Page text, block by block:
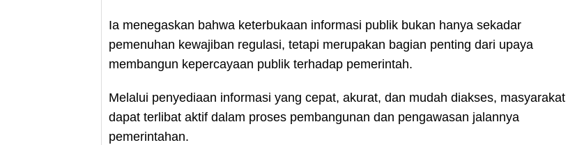
Ia menegaskan bahwa keterbukaan informasi publik bukan hanya sekadar
pemenuhan kewajiban regulasi, tetapi merupakan bagian penting dari upaya
membangun kepercayaan publik terhadap pemerintah.
Melalui penyediaan informasi yang cepat, akurat, dan mudah diakses, masyarakat
dapat terlibat aktif dalam proses pembangunan dan pengawasan jalannya
pemerintahan.